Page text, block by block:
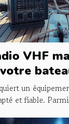
VHF
un
et fiable.